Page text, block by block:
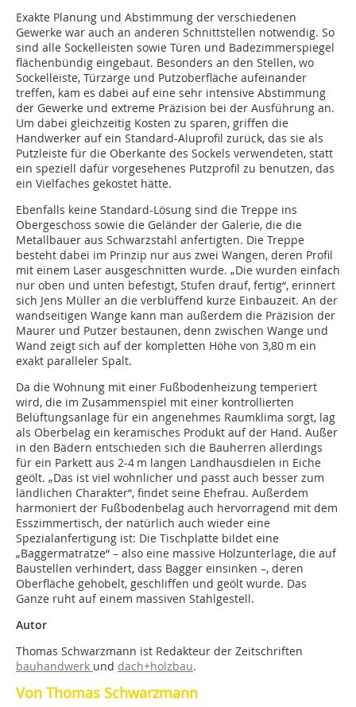
Exakte Planung und Abstimmung der verschiedenen
Gewerke war auch an anderen Schnittstellen notwendig. So
sind alle Sockelleisten sowie Türen und Badezimmerspiegel
flächenbündig eingebaut. Besonders an den Stellen, wo
Sockelleiste, Türzarge und Putzoberfläche aufeinander
treffen, kam es dabei auf eine sehr intensive Abstimmung
der Gewerke und extreme Präzision bei der Ausführung an.
Um dabei gleichzeitig Kosten zu sparen, griffen die
Handwerker auf ein Standard-Aluprofil zurück, das sie als
Putzleiste für die Oberkante des Sockels verwendeten, statt
ein speziell dafür vorgesehenes Putzprofil zu benutzen, das
ein Vielfaches gekostet hätte.
Ebenfalls keine Standard-Lösung sind die Treppe ins
Obergeschoss sowie die Geländer der Galerie, die die
Metallbauer aus Schwarzstahl anfertigten. Die Treppe
besteht dabei im Prinzip nur aus zwei Wangen, deren Profil
mit einem Laser ausgeschnitten wurde. „Die wurden einfach
nur oben und unten befestigt, Stufen drauf, fertig“, erinnert
sich Jens Müller an die verblüffend kurze Einbauzeit. An der
wandseitigen Wange kann man außerdem die Präzision der
Maurer und Putzer bestaunen, denn zwischen Wange und
Wand zeigt sich auf der kompletten Höhe von 3,80 m ein
exakt paralleler Spalt.
Da die Wohnung mit einer Fußbodenheizung temperiert
wird, die im Zusammenspiel mit einer kontrollierten
Belüftungsanlage für ein angenehmes Raumklima sorgt, lag
als Oberbelag ein keramisches Produkt auf der Hand. Außer
in den Bädern entschieden sich die Bauherren allerdings
für ein Parkett aus 2-4 m langen Landhausdielen in Eiche
geölt. „Das ist viel wohn­licher und passt auch besser zum
ländlichen Charakter“, findet seine Ehefrau. Außerdem
harmoniert der Fußbodenbelag auch hervorragend mit dem
Esszimmertisch, der natürlich auch wieder eine
Spezialanfertigung ist: Die Tischplatte bildet eine
„Baggermatratze“ – also eine massive Holzunterlage, die auf
Baustellen verhindert, dass Bagger einsinken –, deren
Oberfläche gehobelt, geschliffen und geölt wurde. Das
Ganze ruht auf einem massiven Stahlgestell.
Autor
Thomas Schwarzmann ist Redakteur der Zeitschriften
bauhandwerk und dach+holzbau.
Von Thomas Schwarzmann